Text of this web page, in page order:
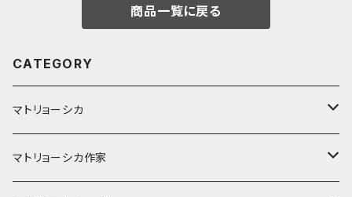
商品一覧に戻る
CATEGORY
マトリョーシカ
ノン入れ子マトリョーシカ
マトリョーシカ作家